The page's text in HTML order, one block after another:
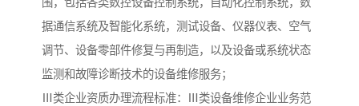
围，包括各类数控设备控制系统，自动化控制系统，数
据通信系统及智能化系统，测试设备、仪器仪表、空气
调节、设备零部件修复与再制造，以及设备或系统状态
监测和故障诊断技术的设备维修服务；
Ⅲ类企业资质办理流程标准：Ⅲ类设备维修企业业务范